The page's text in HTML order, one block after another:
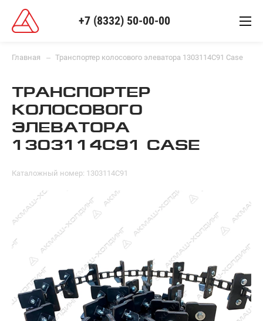
+7 (8332) 50-00-00
Главная Транспортер колосового элеватора 1303114C91 Case
ТРАНСПОРТЕР
КОЛОСОВОГО
ЭЛЕВАТОРА
1303114C91 CASE
Каталожный номер: 1303114C91